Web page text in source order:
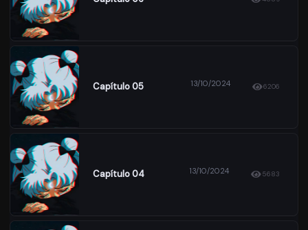
Capítulo 05 13/10/2024 6206
Capítulo 04 13/10/2024 5683